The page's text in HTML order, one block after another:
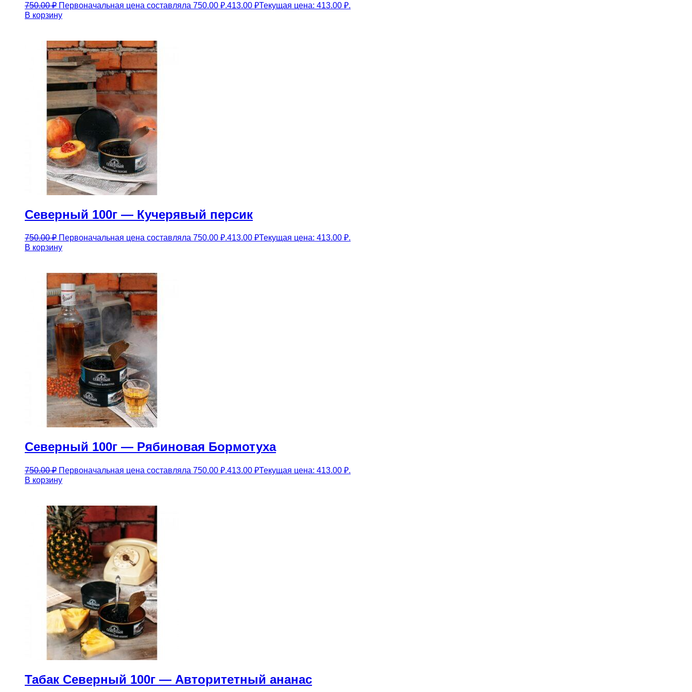
750.00₽ Первоначальная цена составляла 750.00 ₽.413.00 ₽Текущая цена: 413.00 ₽.
В корзину
Северный 100г — Кучерявый персик
750.00₽ Первоначальная цена составляла 750.00 ₽.413.00 ₽Текущая цена: 413.00 ₽.
В корзину
Северный 100г — Рябиновая Бормотуха
750.00₽ Первоначальная цена составляла 750.00 ₽.413.00 ₽Текущая цена: 413.00 ₽.
В корзину
Табак Северный 100г — Авторитетный ананас